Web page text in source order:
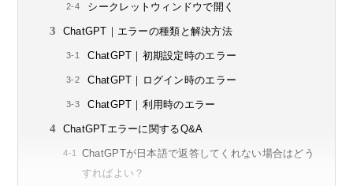
シークレットウィンドウで開く
ChatGPT｜エラーの種類と解決方法
ChatGPT｜初期設定時のエラー
ChatGPT｜ログイン時のエラー
ChatGPT｜利用時のエラー
ChatGPTエラーに関するQ&A
ChatGPTが日本語で返答してくれない場合はどう
すればよい？